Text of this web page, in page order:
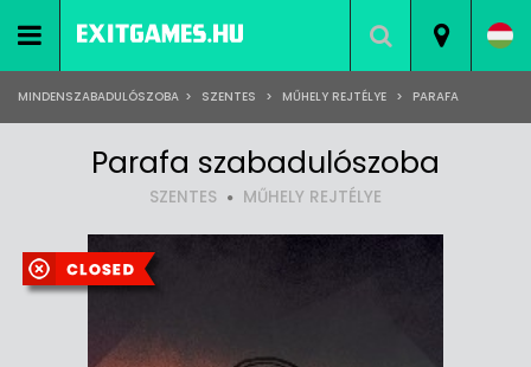
MINDENSZABADULÓSZOBA > SZENTES > MŰHELY REJTÉLYE > PARAFA
Parafa szabadulószoba
SZENTES MŰHELY REJTÉLYE